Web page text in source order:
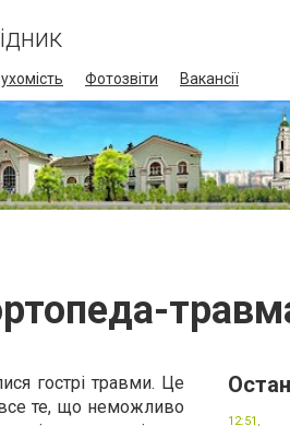
Фотозвіти Вакансії
гострі травми. Це
все те, що неможливо
12:51,